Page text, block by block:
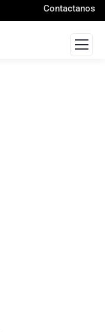
Contactanos